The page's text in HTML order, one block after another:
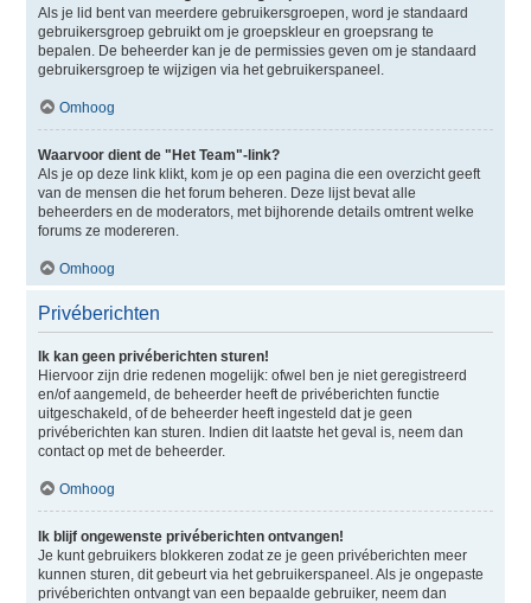
Als je lid bent van meerdere gebruikersgroepen, word je standaard
gebruikersgroep gebruikt om je groepskleur en groepsrang te
bepalen. De beheerder kan je de permissies geven om je standaard
gebruikersgroep te wijzigen via het gebruikerspaneel.
Omhoog
Waarvoor dient de "Het Team"-link?
Als je op deze link klikt, kom je op een pagina die een overzicht geeft
van de mensen die het forum beheren. Deze lijst bevat alle
beheerders en de moderators, met bijhorende details omtrent welke
forums ze modereren.
Omhoog
Privéberichten
Ik kan geen privéberichten sturen!
Hiervoor zijn drie redenen mogelijk: ofwel ben je niet geregistreerd
en/of aangemeld, de beheerder heeft de privéberichten functie
uitgeschakeld, of de beheerder heeft ingesteld dat je geen
privéberichten kan sturen. Indien dit laatste het geval is, neem dan
contact op met de beheerder.
Omhoog
Ik blijf ongewenste privéberichten ontvangen!
Je kunt gebruikers blokkeren zodat ze je geen privéberichten meer
kunnen sturen, dit gebeurt via het gebruikerspaneel. Als je ongepaste
privéberichten ontvangt van een bepaalde gebruiker, neem dan